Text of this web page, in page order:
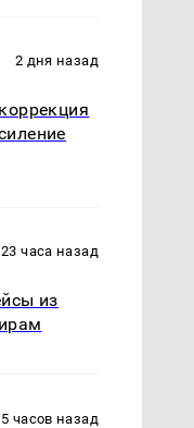
2 дня назад
23 часа назад
из
часов назад